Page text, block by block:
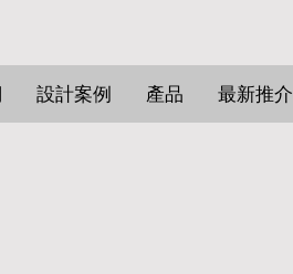
設計案例 產品 最新推介